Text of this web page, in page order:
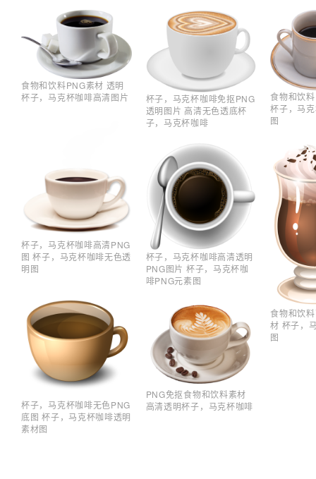
食物和饮料PNG素材 透明
杯子，马克杯咖啡高清图片
杯子，马克杯咖啡高清PNG
图 杯子，马克杯咖啡无色透
明图
杯子，马克杯咖啡无色PNG
底图 杯子，马克杯咖啡透明
素材图
杯子，马克杯咖啡免抠PNG
透明图片 高清无色透底杯
子，马克杯咖啡
杯子，马克杯咖啡高清透明
PNG图片 杯子，马克杯咖
啡PNG元素图
PNG免抠食物和饮料素材
高清透明杯子，马克杯咖啡
食物和饮
杯子，马
图
食物和饮
材 杯子，
图